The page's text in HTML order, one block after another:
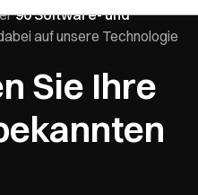
90 Software- und
auf unsere Technologie
Sie Ihre